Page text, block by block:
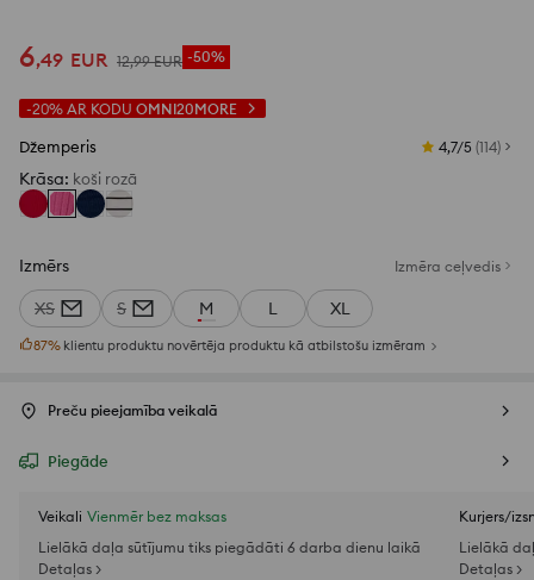
6,49 EUR 12,99 EUR -50%
-20% AR KODU OMNI20MORE
Džemperis 4,7/5 (114)
Krāsa: koši rozā
Izmērs Izmēra ceļvedis
XS S M L XL
87% klientu produktu novērtēja produktu kā atbilstošu izmēram
Preču pieejamība veikalā
Piegāde
Veikali Vienmēr bez maksas
Lielākā daļa sūtījumu tiks piegādāti 6 darba dienu laikā
Detaļas >
Kurjers/
Lielākā
Detaļas >